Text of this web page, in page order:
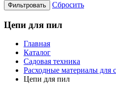
Фильтровать Сбросить
Цепи для пил
Главная
Каталог
Садовая техника
Расходные материалы для
Цепи для пил